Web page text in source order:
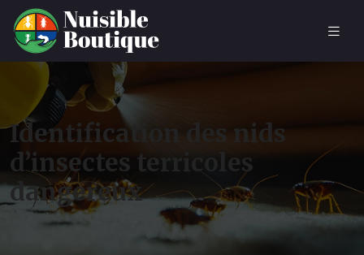
Identification des nids
d’insectes terricoles
dangereux